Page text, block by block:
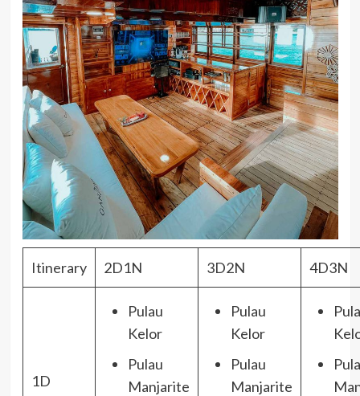
Itinerary 2D1N 3D2N 4D3N
1D
Pulau
Kelor
Pulau
Manjarite
Pulau
Kelor
Pulau
Manjarite